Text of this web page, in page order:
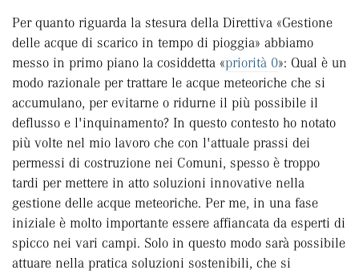
Per quanto riguarda la stesura della Direttiva «Gestione
delle acque di scarico in tempo di pioggia» abbiamo
messo in primo piano la cosiddetta «priorità 0»: Qual è un
modo razionale per trattare le acque meteoriche che si
accumulano, per evitarne o ridurne il più possibile il
deflusso e l'inquinamento? In questo contesto ho notato
più volte nel mio lavoro che con l'attuale prassi dei
permessi di costruzione nei Comuni, spesso è troppo
tardi per mettere in atto soluzioni innovative nella
gestione delle acque meteoriche. Per me, in una fase
iniziale è molto importante essere affiancata da esperti di
spicco nei vari campi. Solo in questo modo sarà possibile
attuare nella pratica soluzioni sostenibili, che si